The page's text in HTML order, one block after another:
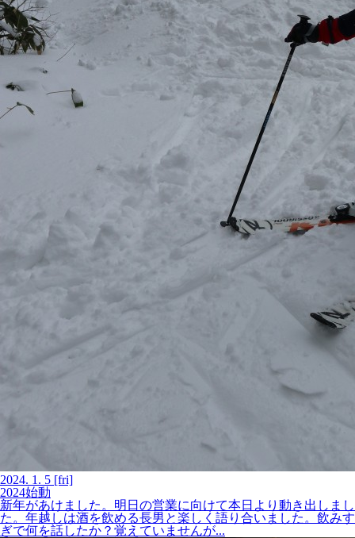
2024. 1. 5 [fri]
2024始動
新年があけました。明日の営業に向けて本日より動き出しまし
た。年越しは酒を飲める長男と楽しく語り合いました。飲みす
ぎで何を話したか？覚えていませんが...